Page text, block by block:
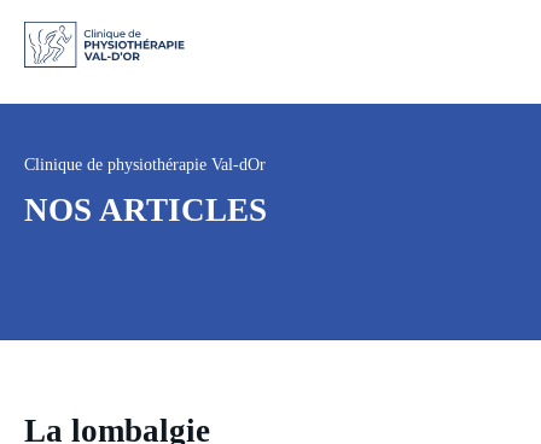
Clinique de physiothérapie Val-dOr
NOS ARTICLES
La lombalgie